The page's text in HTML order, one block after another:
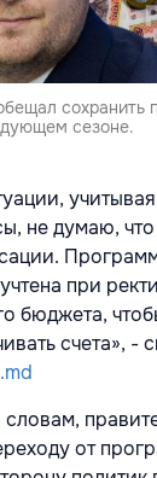
сохранить
сезоне.
не думаю,
при
бюджета,
счета», -
от